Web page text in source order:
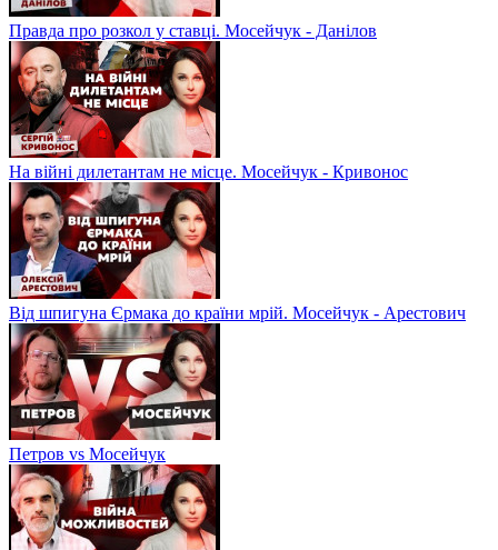
Правда про розкол у ставці. Мосейчук - Данілов
На війні дилетантам не місце. Мосейчук - Кривонос
Від шпигуна Єрмака до країни мрій. Мосейчук - Арестович
Петров vs Мосейчук